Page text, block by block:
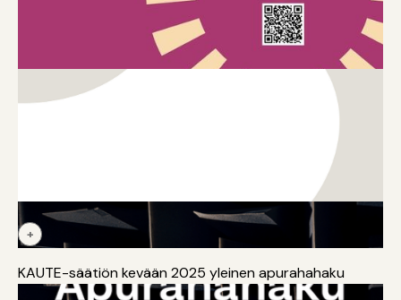
+Rahoitus Kestävyys, vastuullisuus
Digitalisaatio
KAUTE-säätiön kevään 2025 yleinen apurahahaku